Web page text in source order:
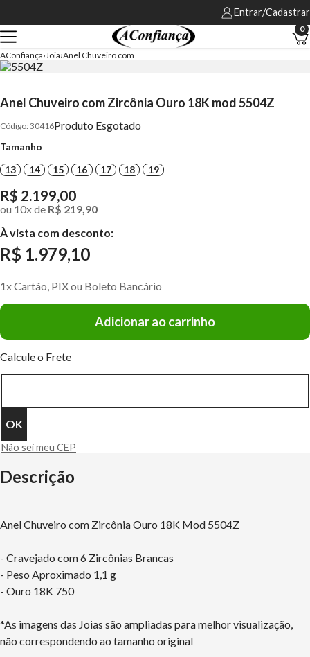
Entrar/Cadastrar
0
AConfiança Joia Anel Chuveiro com
Anel Chuveiro com Zircônia Ouro 18K mod 5504Z
30416Produto Esgotado
Tamanho
13
14 15 16 17 18 19
R$ 2.199,00
ou 10xde R$ 219,90
À vista com desconto:
R$ 1.979,10
1x Cartão, PIX ou Boleto Bancário
Adicionar ao carrinho
Calcule o Frete
Não sei meu CEP
Descrição
Anel Chuveiro com Zircônia Ouro 18K Mod 5504Z
- Cravejado com 6 Zircônias Brancas
- Peso Aproximado 1,1 g
- Ouro 18K 750
*As imagens das Joias são ampliadas para melhor visualização,
não correspondendo ao tamanho original